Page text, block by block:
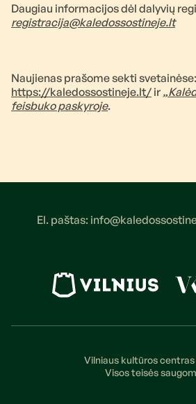
Daugiau informacijos dėl dalyvių
registracija@kaledossostineje.lt
Naujienas prašome sekti svetainėse:
https://kaledossostineje.lt/ir
feisbuko paskyroje.
El. paštas:
Vilniaus kultūros
Visos teisės